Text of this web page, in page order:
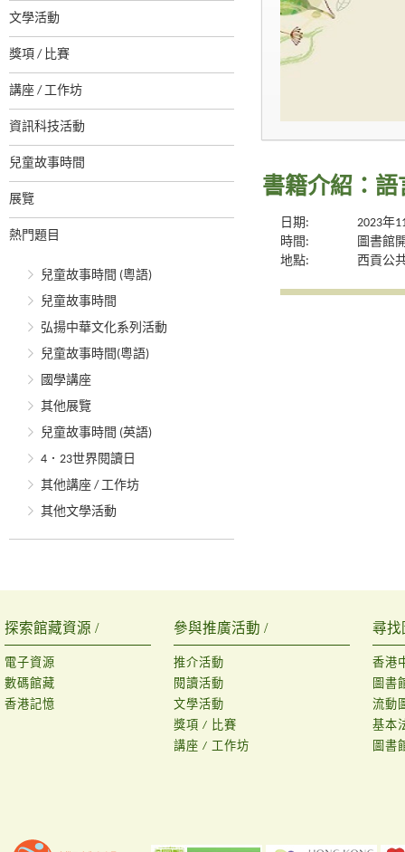
文學活動
獎項 / 比賽
講座 / 工作坊
資訊科技活動
兒童故事時間
展覽
熱門題目
兒童故事時間 (粵語)
兒童故事時間
弘揚中華文化系列活動
兒童故事時間(粵語)
國學講座
其他展覽
兒童故事時間 (英語)
4．23世界閱讀日
其他講座 / 工作坊
其他文學活動
書籍介紹：語
日期:
2023年
時間:
圖書館
地點:
西貢公
探索館藏資源 /
電子資源
數碼館藏
香港記憶
參與推廣活動 /
推介活動
閱讀活動
文學活動
獎項 / 比賽
講座 / 工作坊
尋找
香港
圖書
流動
基本
圖書